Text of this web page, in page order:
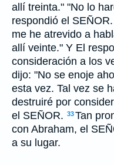
allí treinta." "No lo
respondió el SEÑOR.
me he atrevido a
allí veinte." Y El
consideración a los
dijo: "No se enoje
esta vez. Tal vez se
destruiré por
el SEÑOR. 33Tan
con Abraham, el
a su lugar.